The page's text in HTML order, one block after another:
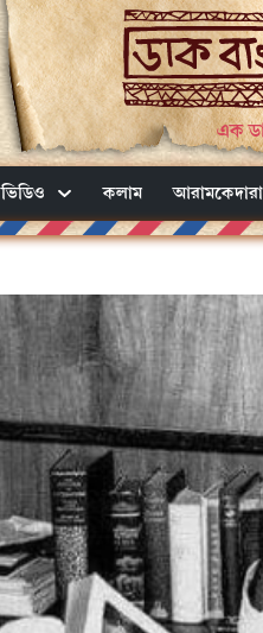
এক
ভিডিও কলাম আরামকেদারা